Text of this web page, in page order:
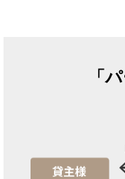
「